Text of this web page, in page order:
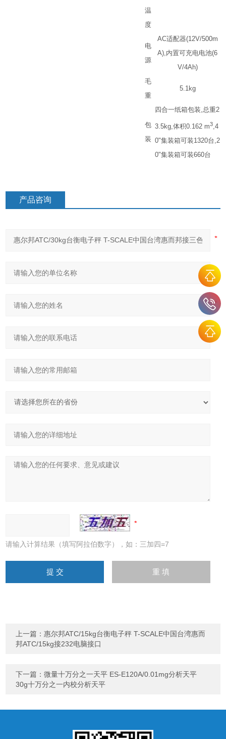
温
度
电
源
AC适配器(12V/500m
A),内置可充电电池(6
V/4Ah)
毛
重
5.1kg
包
装
四合一纸箱包装,总重2
3.5kg,体积0.162 m3,4
0"集装箱可装1320台,2
0"集装箱可装660台
产品咨询
请输入计算结果（填写阿拉伯数字），如：三加四=7
上一篇：惠尔邦ATC/15kg台衡电子秤 T-SCALE中国台湾惠而
邦ATC/15kg接232电脑接口
下一篇：微量十万分之一天平 ES-E120A/0.01mg分析天平
30g十万分之一内校分析天平